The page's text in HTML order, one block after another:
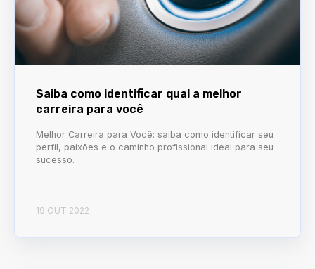
Saiba como identificar qual a melhor
carreira para você
Melhor Carreira para Você: saiba como identificar seu
perfil, paixões e o caminho profissional ideal para seu
sucesso.
19 OUT 2022